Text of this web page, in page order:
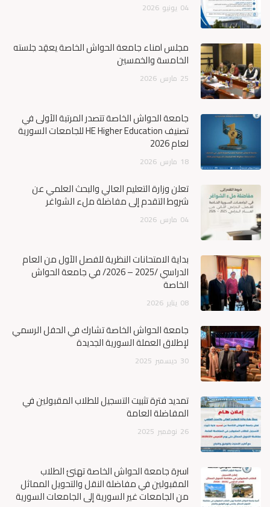
04 يونيو 2026
مجلس أمناء جامعة الحواش الخاصة يعقِد جلسته
الخامسة والخمسين
25 مارس 2026
جامعة الحواش الخاصة تتصدر المرتبة الأولى في
تصنيف HE Higher Education للجامعات السورية
لعام 2026
18 مارس 2026
تعلن وزارة التعليم العالي والبحث العلمي عن
شروط التقدم إلى مفاضلة ملء الشواغر
04 مارس 2026
بداية الامتحانات النظرية للفصل الأول من العام
الدراسي /2025 – 2026/ في جامعة الحواش
الخاصة
08 يناير 2026
جامعة الحواش الخاصة تشارك في الحفل الرسمي
لإطلاق العملة السورية الجديدة
30 ديسمبر 2025
تمديد فترة تثبيت التسجيل للطلاب المقبولين في
المفاضلة العامة
26 نوفمبر 2025
أسرة جامعة الحواش الخاصة تهنئ الطلاب
المقبولين في مفاضلة النقل والتحويل المماثل
من الجامعات غير السورية إلى الجامعات السورية